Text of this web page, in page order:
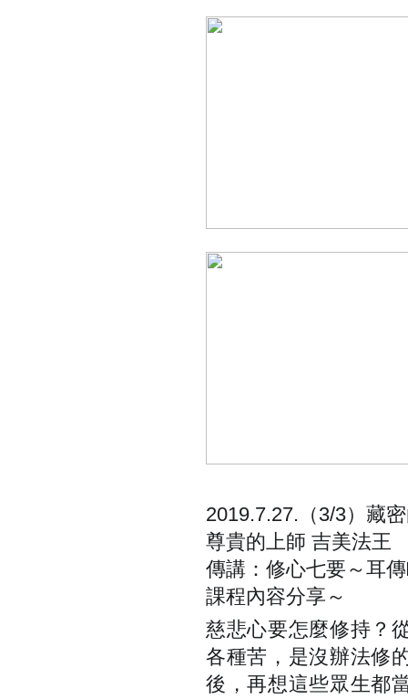
2019.7.27.（3/3）藏
尊貴的上師 吉美法王
傳講：修心七要～耳
課程內容分享～
慈悲心要怎麼修持？
各種苦，是沒辦法修
後，再想這些眾生都